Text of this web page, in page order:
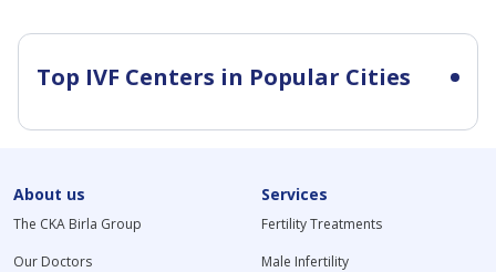
Top IVF Centers in Popular Cities
About us
The CKA Birla Group
Our Doctors
Services
Fertility Treatments
Male Infertility